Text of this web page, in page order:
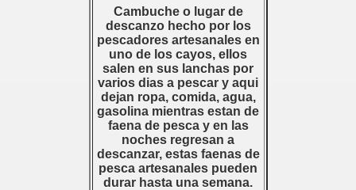
Cambuche o lugar de
descanzo hecho por los
pescadores artesanales en
uno de los cayos, ellos
salen en sus lanchas por
varios dias a pescar y aqui
dejan ropa, comida, agua,
gasolina mientras estan de
faena de pesca y en las
noches regresan a
descanzar, estas faenas de
pesca artesanales pueden
durar hasta una semana.